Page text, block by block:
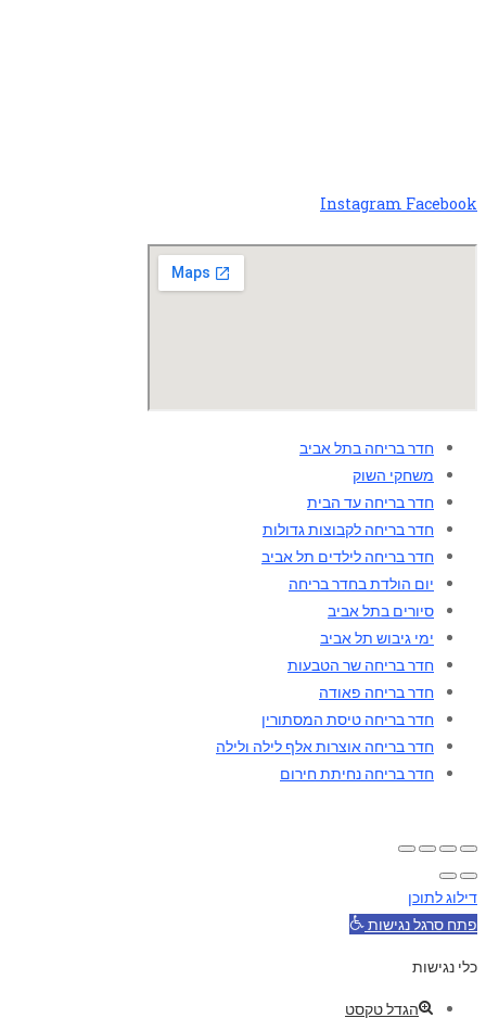
Instagram Facebook
חדר בריחה בתל אביב
משחקי השוק
חדר בריחה עד הבית
חדר בריחה לקבוצות גדולות
חדר בריחה לילדים תל אביב
יום הולדת בחדר בריחה
סיורים בתל אביב
ימי גיבוש תל אביב
חדר בריחה שר הטבעות
חדר בריחה פאודה
חדר בריחה טיסת המסתורין
חדר בריחה אוצרות אלף לילה ולילה
חדר בריחה נחיתת חירום
דילוג לתוכן
פתח סרגל נגישות
כלי נגישות
הגדל טקסט